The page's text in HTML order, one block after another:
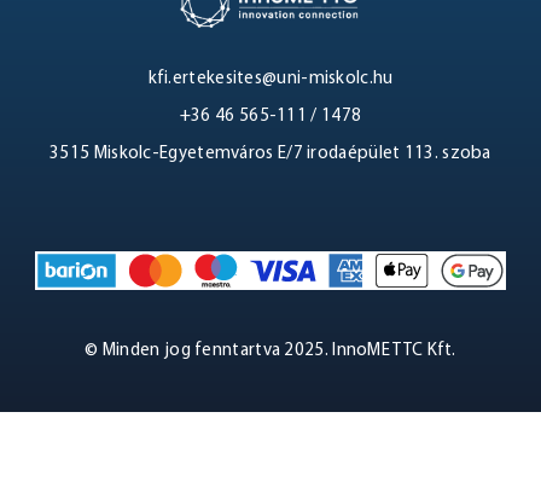
LOGIN
kfi.ertekesites@uni-miskolc.hu
+36 46 565-111 / 1478
3515 Miskolc-Egyetemváros E/7 irodaépület 113. szoba
© Minden jog fenntartva 2025. InnoME TTC Kft.